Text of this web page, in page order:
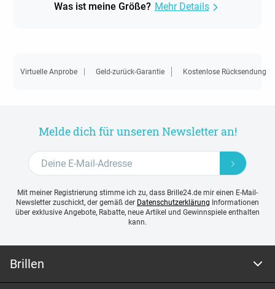
Was ist meine Größe? Mehr Details
Virtuelle Anprobe Geld-zurück-Garantie Kostenlose Rücksendung
Melde dich für unseren Newsletter an!
Mit meiner Registrierung stimme ich zu, dass Brille24.de mir einen E-Mail-
Newsletter zuschickt, der gemäß der Datenschutzerklärung Informationen
über exklusive Angebote, Rabatte, neue Artikel und Gewinnspiele enthalten
kann.
Brillen